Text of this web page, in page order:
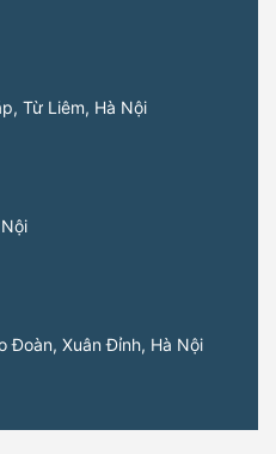
Từ Liêm, Hà Nội
Đoàn, Xuân Đỉnh, Hà Nội